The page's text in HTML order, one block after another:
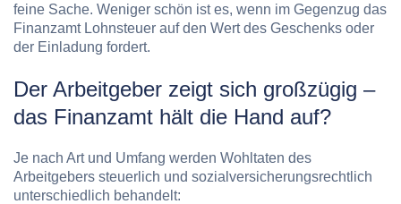
feine Sache. Weniger schön ist es, wenn im Gegenzug das
Finanzamt Lohnsteuer auf den Wert des Geschenks oder
der Einladung fordert.
Der Arbeitgeber zeigt sich großzügig –
das Finanzamt hält die Hand auf?
Je nach Art und Umfang werden Wohltaten des
Arbeitgebers steuerlich und sozialversicherungsrechtlich
unterschiedlich behandelt: